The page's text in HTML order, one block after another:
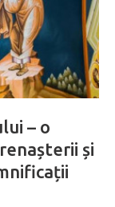
– o
și